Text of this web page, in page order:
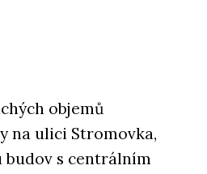
objemů
na ulici Stromovka,
s centrálním